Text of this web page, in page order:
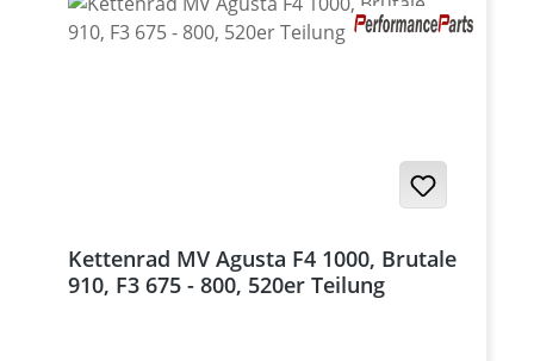
Kettenrad MV Agusta F4 1000, Brutale
910, F3 675 - 800, 520er Teilung